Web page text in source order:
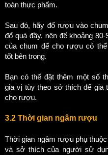
toàn thực phẩm.
Sau đó, hãy đổ rượu vào
đổ quá đầy, nên để khoảng
của chum để cho rượu có thể
tốt bên trong.
Bạn có thể đặt thêm một số
gia vị tùy theo sở thích để gia
cho rượu.
3.2 Thời gian ngâm rượu
Thời gian ngâm rượu phụ
và sở thích của người sử